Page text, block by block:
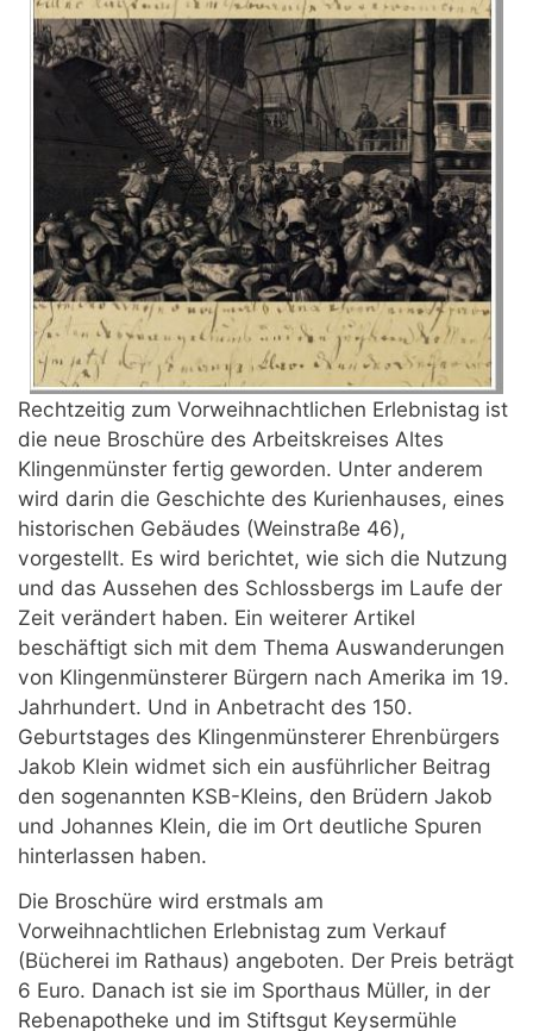
Rechtzeitig zum Vorweihnachtlichen Erlebnistag ist
die neue Broschüre des Arbeitskreises Altes
Klingenmünster fertig geworden. Unter anderem
wird darin die Geschichte des Kurienhauses, eines
historischen Gebäudes (Weinstraße 46),
vorgestellt. Es wird berichtet, wie sich die Nutzung
und das Aussehen des Schlossbergs im Laufe der
Zeit verändert haben. Ein weiterer Artikel
beschäftigt sich mit dem Thema Auswanderungen
von Klingenmünsterer Bürgern nach Amerika im 19.
Jahrhundert. Und in Anbetracht des 150.
Geburtstages des Klingenmünsterer Ehrenbürgers
Jakob Klein widmet sich ein ausführlicher Beitrag
den sogenannten KSB-Kleins, den Brüdern Jakob
und Johannes Klein, die im Ort deutliche Spuren
hinterlassen haben.
Die Broschüre wird erstmals am
Vorweihnachtlichen Erlebnistag zum Verkauf
(Bücherei im Rathaus) angeboten. Der Preis beträgt
6 Euro. Danach ist sie im Sporthaus Müller, in der
Rebenapotheke und im Stiftsgut Keysermühle